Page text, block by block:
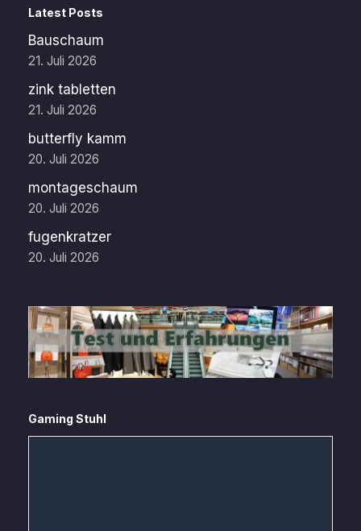
Latest Posts
Bauschaum
21. Juli 2026
zink tabletten
21. Juli 2026
butterfly kamm
20. Juli 2026
montageschaum
20. Juli 2026
fugenkratzer
20. Juli 2026
Gaming Stuhl